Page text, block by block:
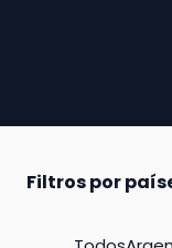
Filtros por